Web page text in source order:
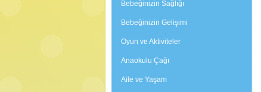
Bebeğinizin Sağlığı
Bebeğinizin Gelişimi
Oyun ve Aktiviteler
Anaokulu Çağı
Aile ve Yaşam